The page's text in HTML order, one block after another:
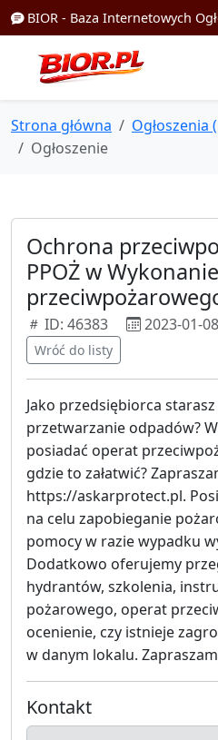
BIOR - Baza Internetowych
Strona główna Ogłoszenia
Ogłoszenie
Ochrona
PPOŻ w
ID: 46383 2023-01-
Wróć do listy
Jako przedsiębiorca
przetwarzanie odpadów?
posiadać operat
gdzie to załatwić?
https://askarprotect.pl.
na celu zapobieganie
pomocy w razie wypadku
Dodatkowo oferujemy
hydrantów, szkolenia,
pożarowego, operat
ocenienie, czy istnieje
w danym lokalu.
Kontakt